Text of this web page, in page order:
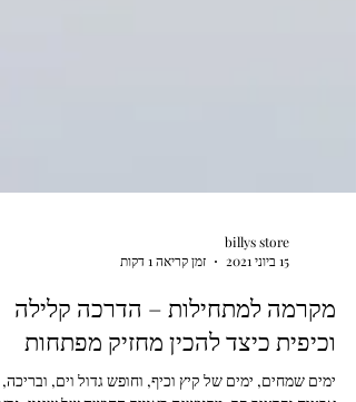
זמן קריאה 1 דקות
מקרמה למתחילות – הדרכה קלילה
וכיפית כיצד להכין מחזיק מפתחות